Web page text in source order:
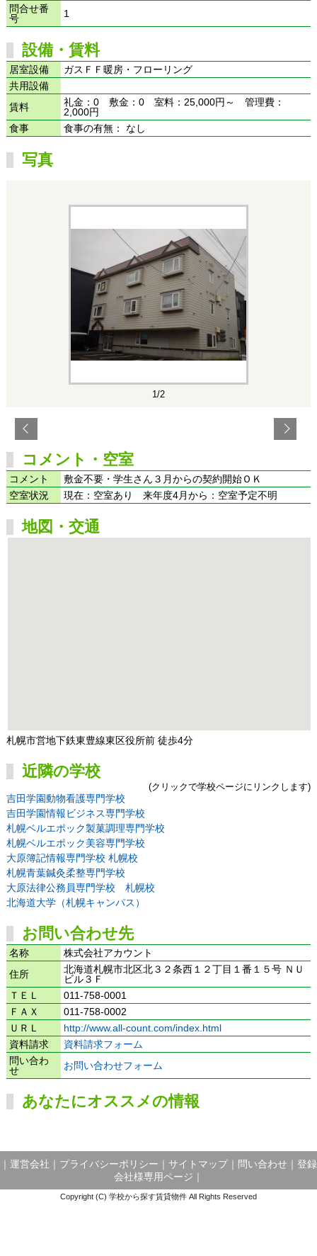
問合せ番
号
1
設備・賃料
居室設備
ガスＦＦ暖房・フローリング
共用設備
賃料
礼金：0 敷金：0 室料：25,000円～ 管理費：
2,000円
食事
食事の有無： なし
写真
1/2
コメント・空室
コメント
敷金不要・学生さん３月からの契約開始ＯＫ
空室状況
現在：空室あり 来年度4月から：空室予定不明
地図・交通
札幌市営地下鉄東豊線東区役所前 徒歩4分
近隣の学校
(クリックで学校ページにリンクします)
吉田学園動物看護専門学校
吉田学園情報ビジネス専門学校
札幌ベルエポック製菓調理専門学校
札幌ベルエポック美容専門学校
大原簿記情報専門学校 札幌校
札幌青葉鍼灸柔整専門学校
大原法律公務員専門学校 札幌校
北海道大学（札幌キャンパス）
お問い合わせ先
名称
株式会社アカウント
住所
北海道札幌市北区北３２条西１２丁目１番１５号 ＮＵ
ビル３Ｆ
ＴＥＬ
011-758-0001
ＦＡＸ
011-758-0002
ＵＲＬ
http://www.all-count.com/index.html
資料請求
資料請求フォーム
問い合わ
せ
お問い合わせフォーム
あなたにオススメの情報
運営会社 プライバシーポリシー サイトマップ｜ 問い合わせ
登録
会社様専用ページ
Copyright (C) 学校から探す賃貸物件 All Rights Reserved